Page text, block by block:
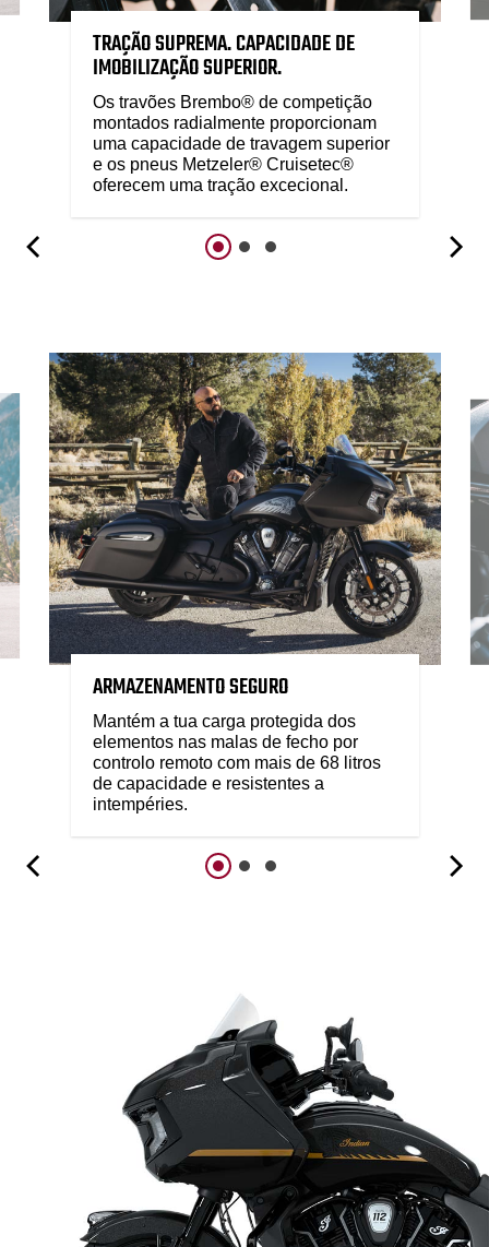
TRAÇÃO SUPREMA. CAPACIDADE DE
IMOBILIZAÇÃO SUPERIOR.
Os travões Brembo® de competição
montados radialmente proporcionam
uma capacidade de travagem superior
e os pneus Metzeler® Cruisetec®
oferecem uma tração excecional.
ARMAZENAMENTO SEGURO
Mantém a tua carga protegida dos
elementos nas malas de fecho por
controlo remoto com mais de 68 litros
de capacidade e resistentes a
intempéries.